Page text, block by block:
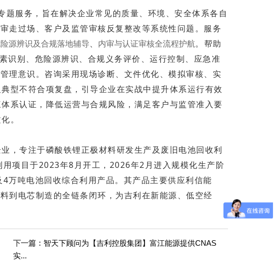
服务，旨在解决企业常见的质量、环境、安全体系各自
走过场、客户及监管审核反复整改等系统性问题。服务
源辨识及合规落地辅导、 内审与认证审核全流程护航。帮助
识别、危险源辨识、合规义务评价、运行控制、应急准
理意识。咨询采用现场诊断、文件优化、模拟审核、实
型不符合项复盘，引导企业在实战中提升体系运行有效
系认证，降低运营与合规风险，满足客户与监管准入要
。
，专注于磷酸铁锂正极材料研发生产及废旧电池回收利
项目于2023年8月开工，2026年2月进入规模化生产阶
万吨电池回收综合利用产品。其产品主要供应利信能
到电芯制造的全链条闭环，为吉利在新能源、低空经
下一篇： 智天下顾问为【吉利控股集团】富江能源提供CNAS
实...